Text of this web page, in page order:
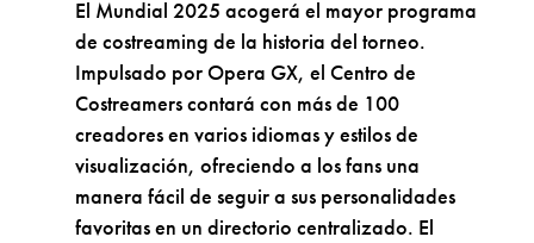
El Mundial 2025 acogerá el mayor programa
de costreaming de la historia del torneo.
Impulsado por Opera GX, el Centro de
Costreamers contará con más de 100
creadores en varios idiomas y estilos de
visualización, ofreciendo a los fans una
manera fácil de seguir a sus personalidades
favoritas en un directorio centralizado. El